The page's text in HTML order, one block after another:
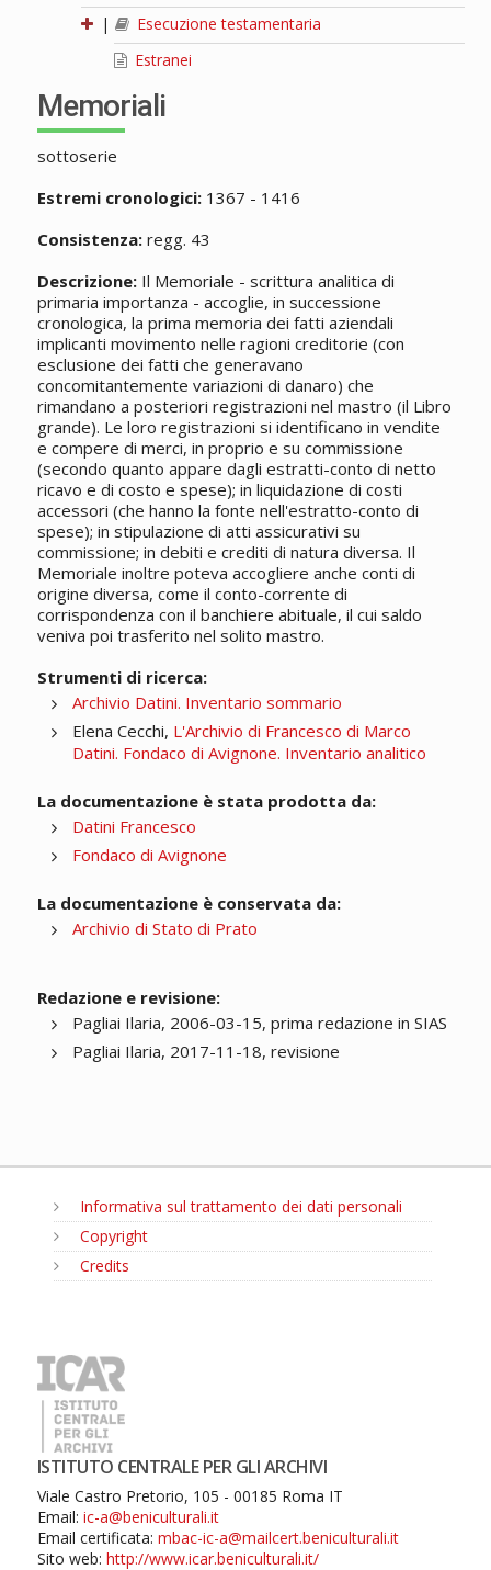
|
Esecuzione testamentaria
Estranei
Memoriali
sottoserie
Estremi cronologici:1367 - 1416
Consistenza:regg. 43
Descrizione:Il Memoriale - scrittura analitica di
primaria importanza - accoglie, in successione
cronologica, la prima memoria dei fatti aziendali
implicanti movimento nelle ragioni creditorie (con
esclusione dei fatti che generavano
concomitantemente variazioni di danaro) che
rimandano a posteriori registrazioni nel mastro (il Libro
grande). Le loro registrazioni si identificano in vendite
e compere di merci, in proprio e su commissione
(secondo quanto appare dagli estratti-conto di netto
ricavo e di costo e spese); in liquidazione di costi
accessori (che hanno la fonte nell'estratto-conto di
spese); in stipulazione di atti assicurativi su
commissione; in debiti e crediti di natura diversa. Il
Memoriale inoltre poteva accogliere anche conti di
origine diversa, come il conto-corrente di
corrispondenza con il banchiere abituale, il cui saldo
veniva poi trasferito nel solito mastro.
Strumenti di ricerca:
Archivio Datini. Inventario sommario
Elena Cecchi, L'Archivio di Francesco di Marco
Datini. Fondaco di Avignone. Inventario analitico
La documentazione è stata prodotta da:
Datini Francesco
Fondaco di Avignone
La documentazione è conservata da:
Archivio di Stato di Prato
Redazione e revisione:
Pagliai Ilaria, 2006-03-15, prima redazione in SIAS
Pagliai Ilaria, 2017-11-18, revisione
Informativa sul trattamento dei dati personali
Copyright
Credits
ISTITUTO CENTRALE PER GLI ARCHIVI
Viale Castro Pretorio, 105 - 00185 Roma IT
Email: ic-a@beniculturali.it
Email certificata: mbac-ic-a@mailcert.beniculturali.it
Sito web: http://www.icar.beniculturali.it/